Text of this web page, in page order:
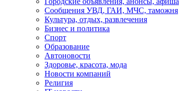
Сообщения УВД, ГАИ, МЧС, таможня
Культура, отдых, развлечения
Бизнес и политика
Спорт
Образование
Автоновости
Здоровье, красота, мода
Новости компаний
Религия